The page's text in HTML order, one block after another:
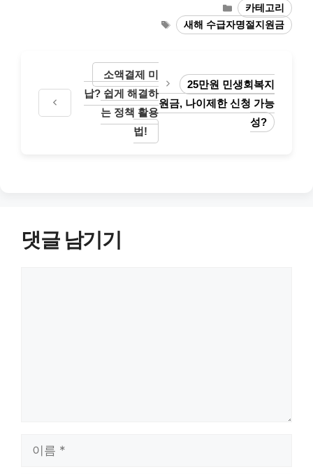
카
테
고
카테고리
태
그
새해 수급자명절지원금
소액결제 미
납? 쉽게 해결하
는 정책 활용
법!
25만원 민생회복지
원금, 나이제한 신청 가능
성?
댓글 남기기